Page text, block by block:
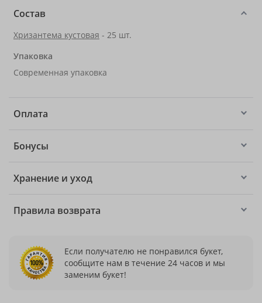
Состав
Хризантема кустовая - 25 шт.
Упаковка
Современная упаковка
Оплата
Бонусы
Хранение и уход
Правила возврата
Если получателю не понравился букет,
сообщите нам в течение 24 часов и мы
заменим букет!